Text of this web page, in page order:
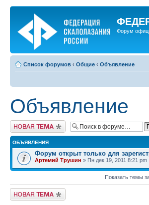
Форум
Список форумов ‹ Общие ‹ Объявление
Объявление
Новая тема
ОБЪЯВЛЕНИЯ
Форум открыт только для
Артемий Трушин » Пн дек 19, 2011 8:21 pm
Показать темы
Новая тема